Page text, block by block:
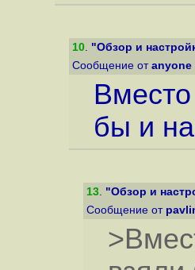
10. "Обзор и
Сообщение от anyone
бы и
13. "Обзор и
Сообщение от